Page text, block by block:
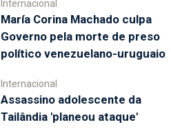
Internacional
María Corina Machado culpa
Governo pela morte de preso
político venezuelano-uruguaio
Internacional
Assassino adolescente da
Tailândia 'planeou ataque'